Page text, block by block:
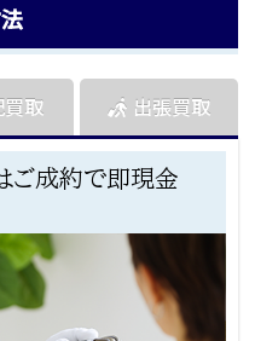
ご成約で即現金
取 出張買取